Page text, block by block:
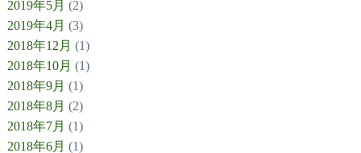
2019年5月 (2)
2019年4月 (3)
2018年12月 (1)
2018年10月 (1)
2018年9月 (1)
2018年8月 (2)
2018年7月 (1)
2018年6月 (1)